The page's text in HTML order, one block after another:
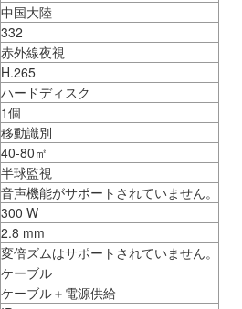
中国大陸
332
赤外線夜視
H.265
ハードディスク
1個
移動識別
40-80㎡
半球監視
音声機能がサポートされていません。
300 W
2.8 mm
変倍ズムはサポートされていません。
ケーブル
ケーブル＋電源供給